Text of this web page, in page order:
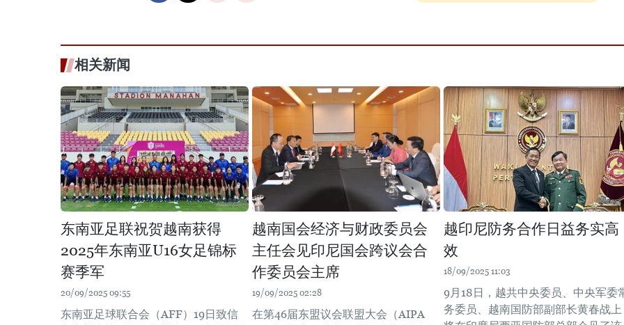
相关新闻
东南亚足联祝贺越南获得
2025年东南亚U16女足锦标
赛季军
20/09/2025 09:55
东南亚足球联合会（AFF）19日致信
越南国会经济与财政委员会
主任会见印尼国会跨议会合
作委员会主席
19/09/2025 02:28
在第46届东盟议会联盟大会（AIPA
越印尼防务合作日益务实高
效
18/09/2025 11:03
9月18日，越共中央委员、中央军委
务委员、越南国防部副部长黄春战上